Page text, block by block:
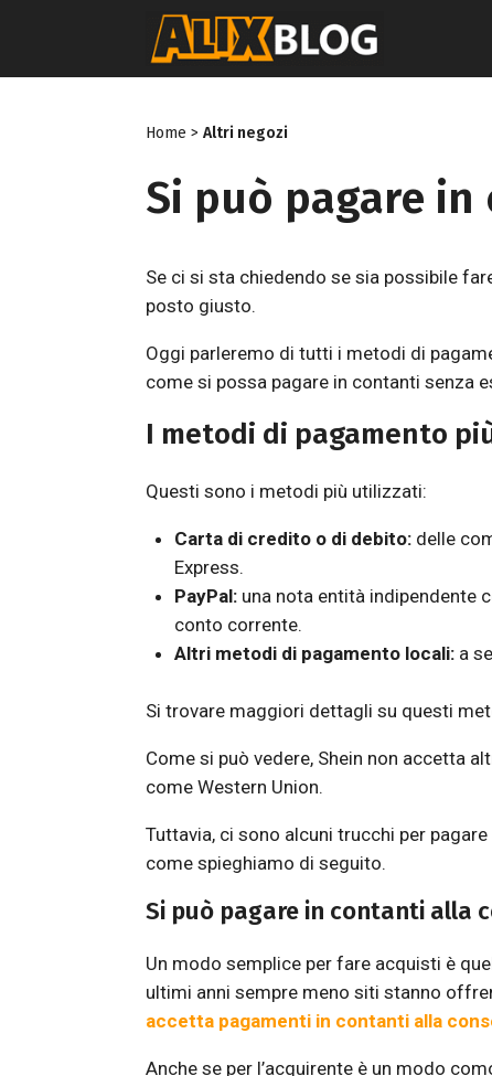
Home > Altri negozi
Si può pagare
Se ci si sta chiedendo se sia possibile
posto giusto.
Oggi parleremo di tutti i metodi di
come si possa pagare in contanti senza
I metodi di pagamento
Questi sono i metodi più utilizzati:
Carta di credito o di debito:delle
Express.
PayPal:una nota entità indipendente
conto corrente.
Altri metodi di pagamento locali:a
Si trovare maggiori dettagli su questi
Come si può vedere, Shein non accetta
come Western Union.
Tuttavia, ci sono alcuni trucchi per
come spieghiamo di seguito.
Si può pagare in contanti alla
Un modo semplice per fare acquisti è
ultimi anni sempre meno siti stanno
accetta pagamenti in contanti alla
Anche se per l’acquirente è un modo